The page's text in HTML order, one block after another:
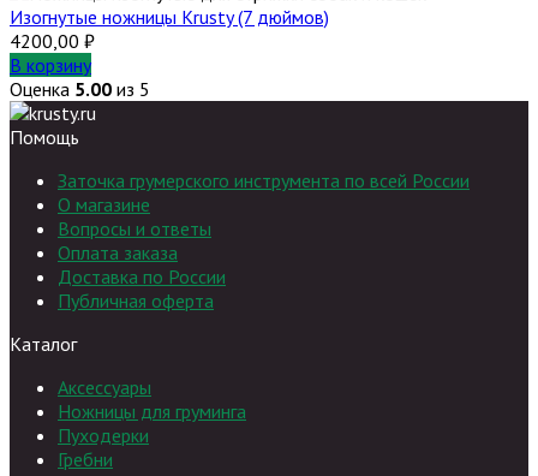
Изогнутые ножницы Krusty (7 дюймов)
4200,00 ₽
В корзину
Оценка 5.00 из 5
Помощь
Заточка грумерского инструмента по всей России
О магазине
Вопросы и ответы
Оплата заказа
Доставка по России
Публичная оферта
Каталог
Аксессуары
Ножницы для груминга
Пуходерки
Гребни